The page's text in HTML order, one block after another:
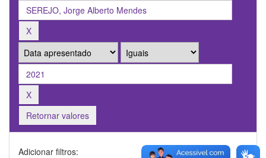
Retornar valores
Adicionar filtros: